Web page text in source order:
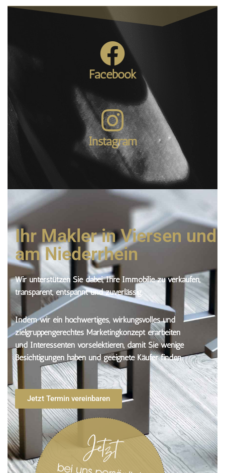
Facebook
Instagram
Ihr Makler in Viersen und
am Niederrhein
Wir unterstützen Sie dabei, Ihre Immobilie zu verkaufen,
transparent, entspannt und zuverlässig.
Indem wir ein hochwertiges, wirkungsvolles und
zielgruppengerechtes Marketingkonzept erarbeiten
und Interessenten vorselektieren, damit Sie wenige
Besichtigungen haben und geeignete Käufer finden.
Jetzt Termin vereinbaren